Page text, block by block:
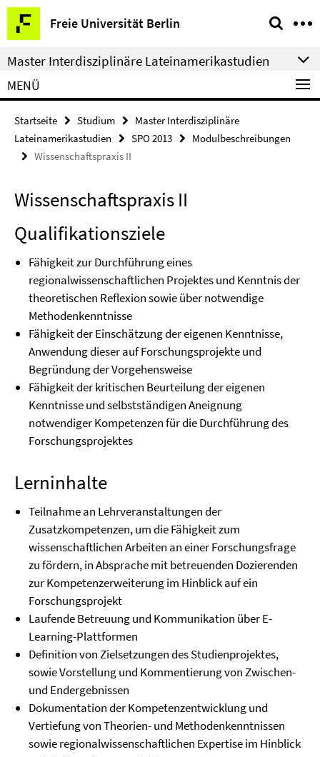
Springe
direkt
zu
Inhalt
Freie Universität Berlin
Service-
Navigation
Master Interdisziplinäre Lateinamerikastudien
MENÜ
Startseite Studium
Master Interdisziplinäre
Lateinamerikastudien
SPO 2013
Modulbeschreibungen
Wissenschaftspraxis II
Wissenschaftspraxis II
Qualifikationsziele
Fähigkeit zur Durchführung eines
regionalwissenschaftlichen Projektes und Kenntnis der
theoretischen Reflexion sowie über notwendige
Methodenkenntnisse
Fähigkeit der Einschätzung der eigenen Kenntnisse,
Anwendung dieser auf Forschungsprojekte und
Begründung der Vorgehensweise
Fähigkeit der kritischen Beurteilung der eigenen
Kenntnisse und selbstständigen Aneignung
notwendiger Kompetenzen für die Durchführung des
Forschungsprojektes
Lerninhalte
Teilnahme an Lehrveranstaltungen der
Zusatzkompetenzen, um die Fähigkeit zum
wissenschaftlichen Arbeiten an einer Forschungsfrage
zu fördern, in Absprache mit betreuenden Dozierenden
zur Kompetenzerweiterung im Hinblick auf ein
Forschungsprojekt
Laufende Betreuung und Kommunikation über E-
Learning-Plattformen
Definition von Zielsetzungen des Studienprojektes,
sowie Vorstellung und Kommentierung von Zwischen-
und Endergebnissen
Dokumentation der Kompetenzentwicklung und
Vertiefung von Theorien- und Methodenkenntnissen
sowie regionalwissenschaftlichen Expertise im Hinblick